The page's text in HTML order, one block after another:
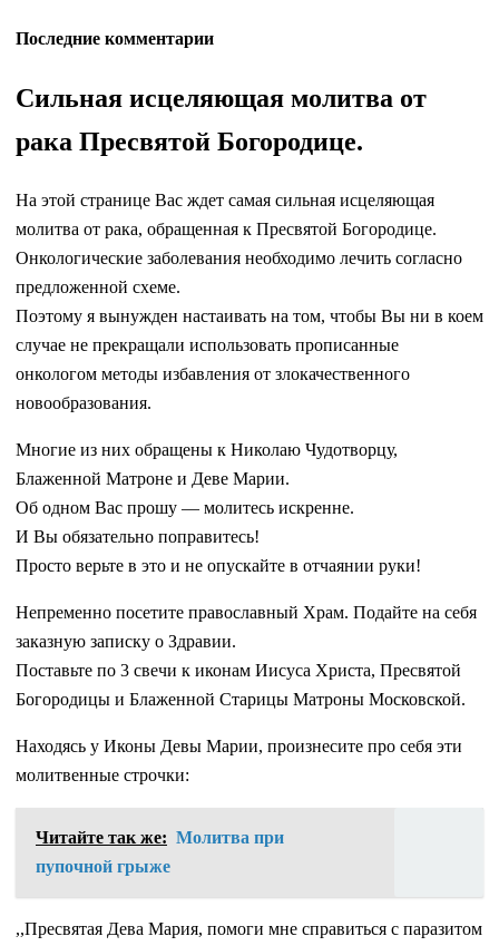
Последние комментарии
Сильная исцеляющая молитва от
рака Пресвятой Богородице.
На этой странице Вас ждет самая сильная исцеляющая
молитва от рака, обращенная к Пресвятой Богородице.
Онкологические заболевания необходимо лечить согласно
предложенной схеме.
Поэтому я вынужден настаивать на том, чтобы Вы ни в коем
случае не прекращали использовать прописанные
онкологом методы избавления от злокачественного
новообразования.
Многие из них обращены к Николаю Чудотворцу,
Блаженной Матроне и Деве Марии.
Об одном Вас прошу — молитесь искренне.
И Вы обязательно поправитесь!
Просто верьте в это и не опускайте в отчаянии руки!
Непременно посетите православный Храм. Подайте на себя
заказную записку о Здравии.
Поставьте по 3 свечи к иконам Иисуса Христа, Пресвятой
Богородицы и Блаженной Старицы Матроны Московской.
Находясь у Иконы Девы Марии, произнесите про себя эти
молитвенные строчки:
Читайте так же: Молитва при
пупочной грыже
,,Пресвятая Дева Мария, помоги мне справиться с паразитом